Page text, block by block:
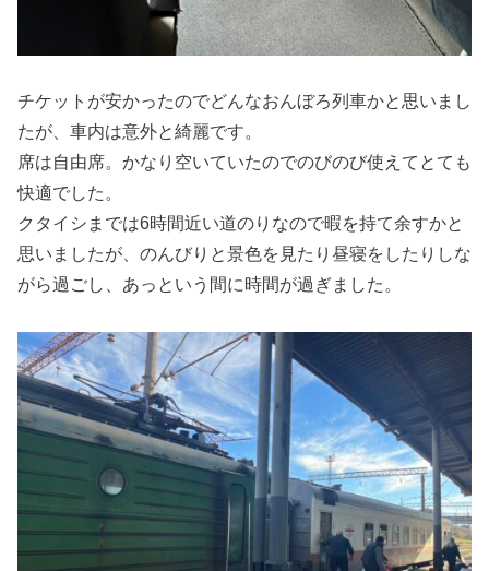
チケットが安かったのでどんなおんぼろ列車かと思いまし
たが、車内は意外と綺麗です。
席は自由席。かなり空いていたのでのびのび使えてとても
快適でした。
クタイシまでは6時間近い道のりなので暇を持て余すかと
思いましたが、のんびりと景色を見たり昼寝をしたりしな
がら過ごし、あっという間に時間が過ぎました。